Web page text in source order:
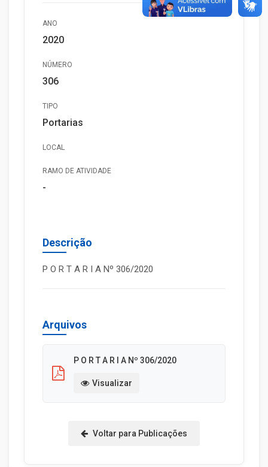
ANO
2020
NÚMERO
306
TIPO
Portarias
LOCAL
RAMO DE ATIVIDADE
-
Descrição
P O R T A R I A Nº 306/2020
Arquivos
P O R T A R I A Nº 306/2020
Visualizar
Voltar para Publicações